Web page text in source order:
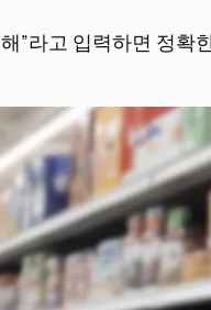
”라고 입력하면 정확